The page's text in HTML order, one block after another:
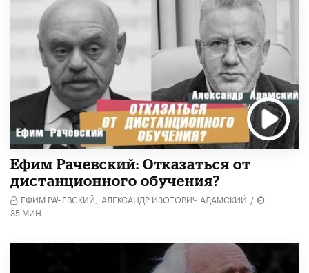
Ефим Рачевский: Отказаться от
дистанционного обучения?
ЕФИМ РАЧЕВСКИЙ, АЛЕКСАНДР ИЗОТОВИЧ АДАМСКИЙ /
35 МИН.